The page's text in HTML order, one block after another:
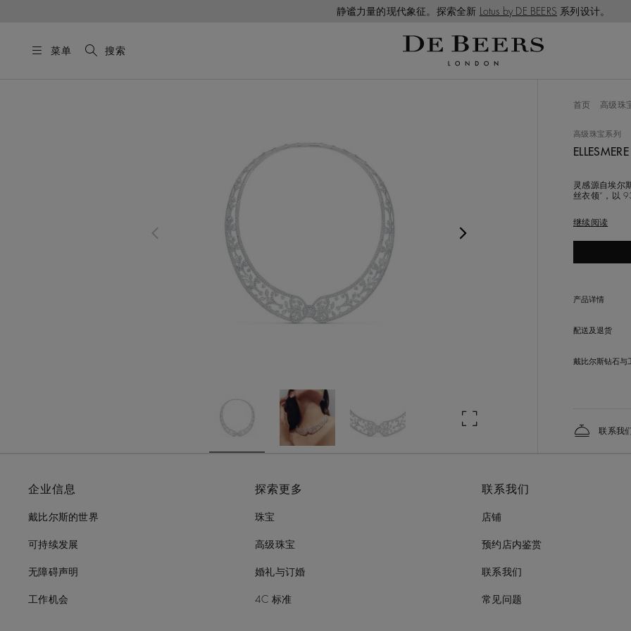
静谧力量的现代象征。探索全新 Lotus by DE BEERS 系列设计。
菜单 搜索
这是一个带有一张大图像和下面的缩略图轨道的轮播。使用 Tab 按钮进行导航，或选择任何图像
首页 高级珠
高级珠宝系列
灵感源自埃尔
丝衣领”，以
大程度保留了
侧，将钻石霜
继续阅读
产品详情
配送及退货
戴比尔斯钻石与
联系我
企业信息
戴比尔斯的世界
可持续发展
无障碍声明
工作机会
探索更多
珠宝
高级珠宝
婚礼与订婚
4C 标准
联系我们
店铺
预约店内鉴赏
联系我们
常见问题